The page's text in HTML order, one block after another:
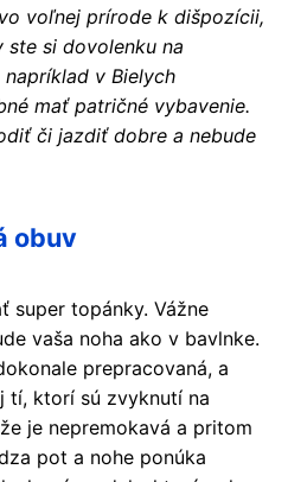
voľnej prírode k dišpozícii,
ste si dovolenku na
napríklad v Bielych
mať patričné ​​vybavenie.
či jazdiť dobre a nebude
obuv
super topánky. Vážne
vaša noha ako v bavlnke.
prepracovaná, a
tí, ktorí sú zvyknutí na
je nepremokavá a pritom
pot a nohe ponúka